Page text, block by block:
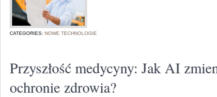
CATEGORIES: NOWE TECHNOLOGIE
Przyszłość medycyny: Jak AI
ochronie zdrowia?